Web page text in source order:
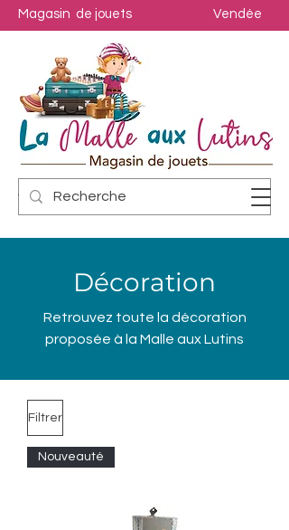
Magasin de jouets Vendée
Décoration
Retrouvez toute la décoration
proposée à la Malle aux Lutins
Filtrer
Nouveauté